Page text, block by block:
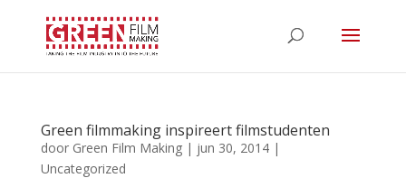
Green filmmaking inspireert filmstudenten
door Green Film Making| jun 30, 2014|
Uncategorized